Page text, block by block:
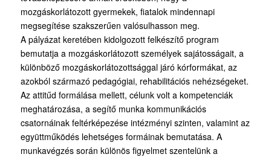
mozgáskorlátozott gyermekek, fiatalok mindennapi
megsegítése szakszerűen valósulhasson meg.
A pályázat keretében kidolgozott felkészítő program
bemutatja a mozgáskorlátozott személyek sajátosságait, a
különböző mozgáskorlátozottsággal járó kórformákat, az
azokból származó pedagógiai, rehabilitációs nehézségeket.
Az attitűd formálása mellett, célunk volt a kompetenciák
meghatározása, a segítő munka kommunikációs
csatornáinak feltérképezése intézményi szinten, valamint az
együttműködés lehetséges formáinak bemutatása. A
munkavégzés során különös figyelmet szentelünk a